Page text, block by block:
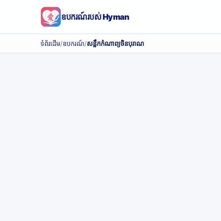
ឧបករណ៍របស់ Hyman
ទំព័រដើម/ឧបករណ៍/សន្លឹកកំណាព្យចិនបុរាណ